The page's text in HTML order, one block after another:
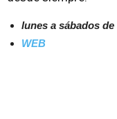
lunes a sábados de
WEB